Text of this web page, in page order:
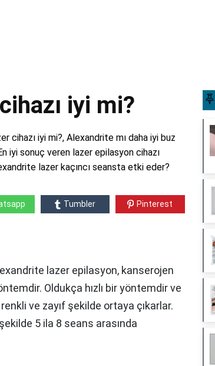
iyi mi?
cihazı iyi mi?, Alexandrite mı daha iyi buz
iyi sonuç veren lazer epilasyon cihazı
lazer kaçıncı seansta etki eder?
Tumbler Pinterest
lazer epilasyon, kanserojen
Oldukça hızlı bir yöntemdir ve
ve zayıf şekilde ortaya çıkarlar.
5 ila 8 seans arasında